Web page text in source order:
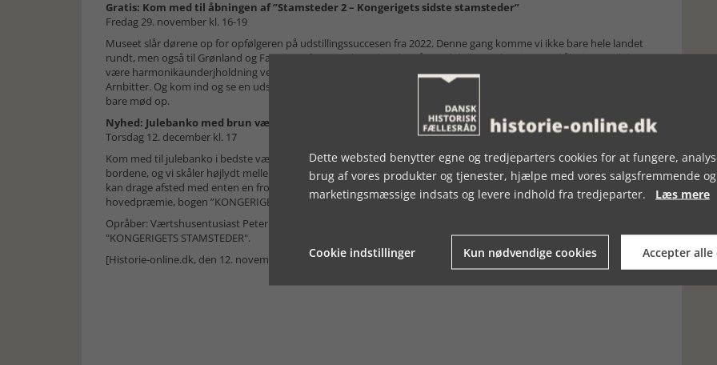
Gratis: Kom med til åbningen af ”Stamsteder 2 – Kongerigets sidste stamsteder”
Fredag 29. november kl. 16-19
Museet slår dørene op for opfølgeren på udstillingssuccesen fra 2022. Denne gang komme vi ikke bare hele landet
rundt, men også til Grønland og Færøerne for at se, hvordan det går med de brune bastioner. Til åbningen vil der
være harmonikaunderjholdning ved Øyvind Ougaard og taler. Drikkevarerne er sponsoreret af Carlsberg og
Arnbitter. Og kom ind og se en udstilling fyldt med gode røverhistorier og fantastiske fotografier. Ingen tilmelding,
bare mød op.
Nyhed: Julebanko med brun værtshusstemning
Torsdag 12. december kl. 17
Kom med til julebanko i bedste værtshusstil, inspireret af vores udstilling ”Stamsteder 2”! De ternede duge er på
bordene, og vi skåler højlydt mellem talopråb. Præmierne skal nok sikre en brun jul derhjemme: De heldige vindere
kan drage afsted med enten en frossen and, kartofler på glas, formalet kaffe, en lille stærk eller den absolutte
hovedpræmie, bogen ”KONGERIGETS STAMSTEDER”, under armen.
Opråber: Værtshusentusiast Peter Buch Hansen, som har udgivet bodega-biblerne "STAMSTEDER" og
"KONGERIGETS STAMSTEDER".
[Historie-online.dk, den 12. november 2024]
Dette websted benytter egne og tredjeparters cookies for at fungere,
brug af vores produkter og tjenester, hjælpe med vores salgsfremmende og
marketingsmæssige indsats og levere indhold fra tredjeparter. Læs mere
Cookie indstillinger Kun nødvendige cookies Accepter alle